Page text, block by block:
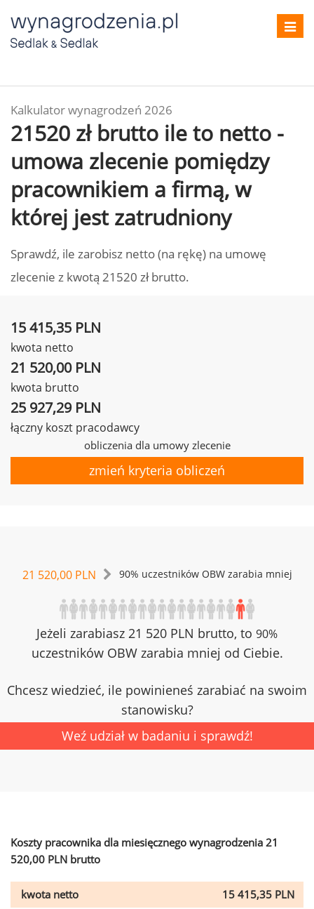
Kalkulator wynagrodzeń 2026
21520 zł brutto ile to netto -
umowa zlecenie pomiędzy
pracownikiem a firmą, w
której jest zatrudniony
Sprawdź, ile zarobisz netto (na rękę) na umowę
zlecenie z kwotą 21520 zł brutto.
15 415,35 PLN
kwota netto
21 520,00 PLN
kwota brutto
25 927,29 PLN
łączny koszt pracodawcy
obliczenia dla umowy zlecenie
zmień kryteria obliczeń
21 520,00 PLN 90% uczestników OBW zarabia mniej
Jeżeli zarabiasz 21 520 PLN brutto, to 90%
uczestników OBW zarabia mniej od Ciebie.
Chcesz wiedzieć, ile powinieneś zarabiać na swoim
stanowisku?
Weź udział w badaniu i sprawdź!
Koszty pracownika dla miesięcznego wynagrodzenia 21
520,00 PLN brutto
kwota netto
15 415,35 PLN